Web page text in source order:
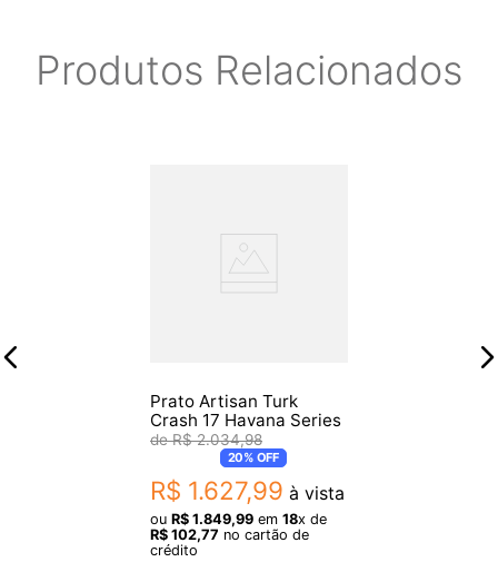
Produtos Relacionados
Prato Artisan Turk
Crash 17 Havana Series
R$ 2.034,98
20%OFF
R$ 1.627,99 à vista
ou R$ 1.849,99 em 18x de
R$ 102,77 no cartão de
crédito